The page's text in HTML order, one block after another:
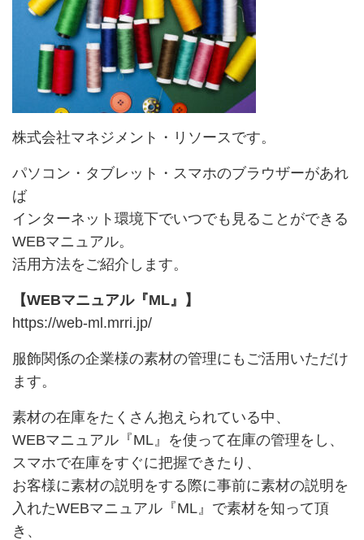
株式会社マネジメント・リソースです。
パソコン・タブレット・スマホのブラウザーがあれ
ば
インターネット環境下でいつでも見ることができる
WEBマニュアル。
活用方法をご紹介します。
【WEBマニュアル『ML』】
https://web-ml.mrri.jp/
服飾関係の企業様の素材の管理にもご活用いただけ
ます。
素材の在庫をたくさん抱えられている中、
WEBマニュアル『ML』を使って在庫の管理をし、
スマホで在庫をすぐに把握できたり、
お客様に素材の説明をする際に事前に素材の説明を
入れたWEBマニュアル『ML』で素材を知って頂
き、